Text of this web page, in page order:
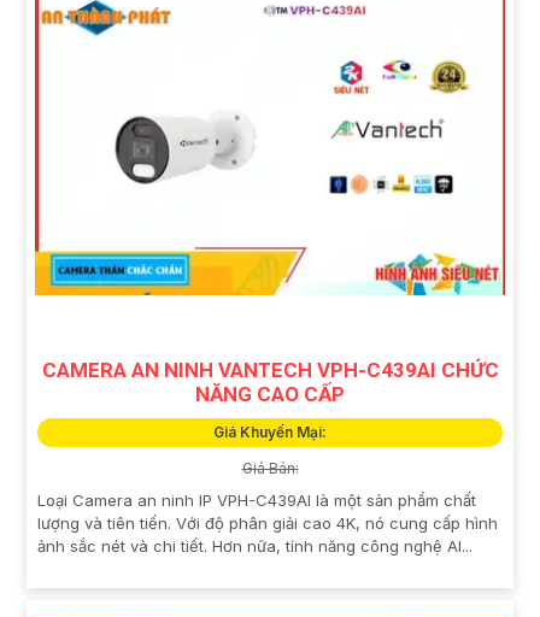
CAMERA AN NINH VANTECH VPH-C439AI CHỨC
NĂNG CAO CẤP
Giá Khuyến Mại:
Giá Bán:
Loại Camera an ninh IP VPH-C439AI là một sản phẩm chất
lượng và tiên tiến. Với độ phân giải cao 4K, nó cung cấp hình
ảnh sắc nét và chi tiết. Hơn nữa, tính năng công nghệ AI...